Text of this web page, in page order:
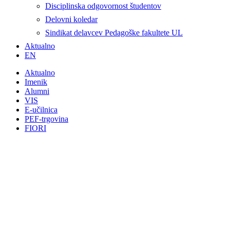
Disciplinska odgovornost študentov
Delovni koledar
Sindikat delavcev Pedagoške fakultete UL
Aktualno
EN
Aktualno
Imenik
Alumni
VIS
E-učilnica
PEF-trgovina
FIORI